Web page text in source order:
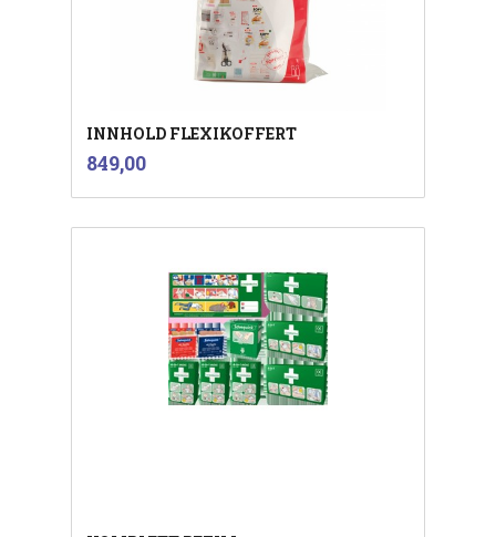
INNHOLD FLEXIKOFFERT
Pris
849,00mva.